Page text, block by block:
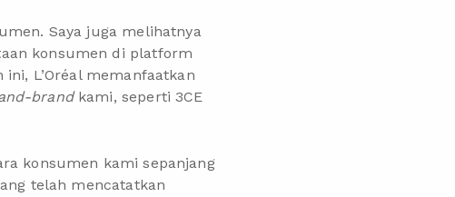
Saya juga melihatnya
konsumen di platform
L’Oréal memanfaatkan
brandkami, seperti 3CE
konsumen kami sepanjang
telah mencatatkan